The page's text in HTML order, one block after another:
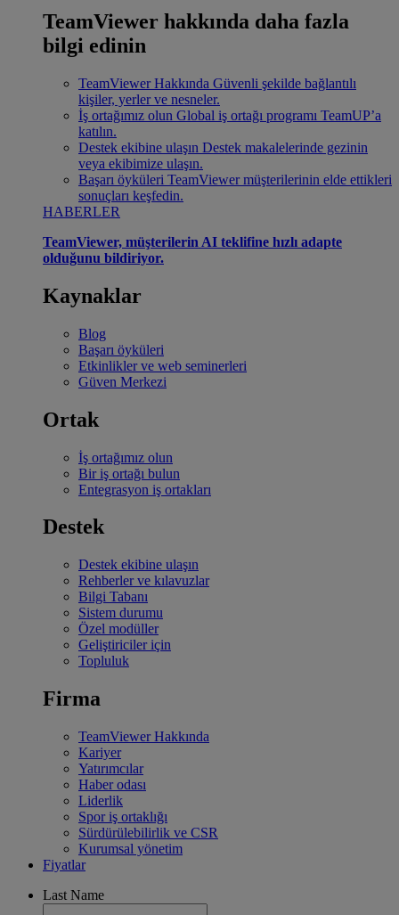
TeamViewer hakkında daha fazla
bilgi edinin
TeamViewer Hakkında Güvenli şekilde bağlantılı
kişiler, yerler ve nesneler.
İş ortağımız olun Global iş ortağı programı TeamUP’a
katılın.
Destek ekibine ulaşın Destek makalelerinde gezinin
veya ekibimize ulaşın.
Başarı öyküleri TeamViewer müşterilerinin elde ettikleri
sonuçları keşfedin.
HABERLER
TeamViewer, müşterilerin AI teklifine hızlı adapte
olduğunu bildiriyor.
Kaynaklar
Blog
Başarı öyküleri
Etkinlikler ve web seminerleri
Güven Merkezi
Ortak
İş ortağımız olun
Bir iş ortağı bulun
Entegrasyon iş ortakları
Destek
Destek ekibine ulaşın
Rehberler ve kılavuzlar
Bilgi Tabanı
Sistem durumu
Özel modüller
Geliştiriciler için
Topluluk
Firma
TeamViewer Hakkında
Kariyer
Yatırımcılar
Haber odası
Liderlik
Spor iş ortaklığı
Sürdürülebilirlik ve CSR
Kurumsal yönetim
Fiyatlar
Last Name